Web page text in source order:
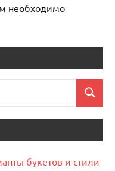
необходимо
Поиск
букетов и стили